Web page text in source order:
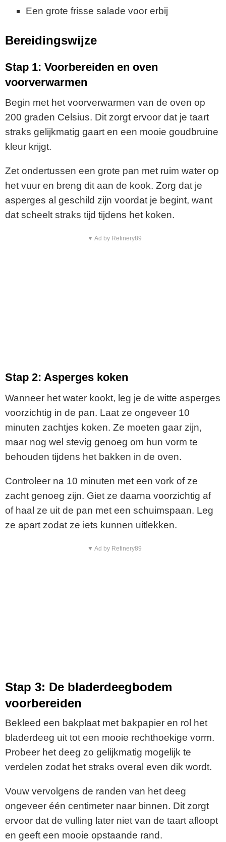
Een grote frisse salade voor erbij
Bereidingswijze
Stap 1: Voorbereiden en oven
voorverwarmen
Begin met het voorverwarmen van de oven op
200 graden Celsius. Dit zorgt ervoor dat je taart
straks gelijkmatig gaart en een mooie goudbruine
kleur krijgt.
Zet ondertussen een grote pan met ruim water op
het vuur en breng dit aan de kook. Zorg dat je
asperges al geschild zijn voordat je begint, want
dat scheelt straks tijd tijdens het koken.
▼ Ad by Refinery89
Stap 2: Asperges koken
Wanneer het water kookt, leg je de witte asperges
voorzichtig in de pan. Laat ze ongeveer 10
minuten zachtjes koken. Ze moeten gaar zijn,
maar nog wel stevig genoeg om hun vorm te
behouden tijdens het bakken in de oven.
Controleer na 10 minuten met een vork of ze
zacht genoeg zijn. Giet ze daarna voorzichtig af
of haal ze uit de pan met een schuimspaan. Leg
ze apart zodat ze iets kunnen uitlekken.
▼ Ad by Refinery89
Stap 3: De bladerdeegbodem
voorbereiden
Bekleed een bakplaat met bakpapier en rol het
bladerdeeg uit tot een mooie rechthoekige vorm.
Probeer het deeg zo gelijkmatig mogelijk te
verdelen zodat het straks overal even dik wordt.
Vouw vervolgens de randen van het deeg
ongeveer één centimeter naar binnen. Dit zorgt
ervoor dat de vulling later niet van de taart afloopt
en geeft een mooie opstaande rand.